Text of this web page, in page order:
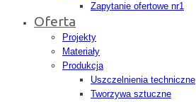
Zapytanie ofertowe nr1
Oferta
Projekty
Materiały
Produkcja
Uszczelnienia techniczne
Tworzywa sztuczne